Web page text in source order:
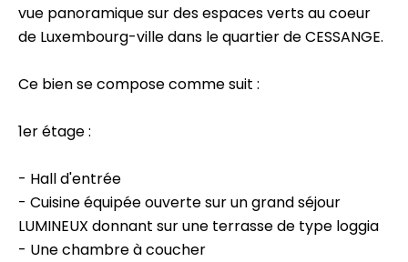
vue panoramique sur des espaces verts au coeur
de Luxembourg-ville dans le quartier de CESSANGE.
Ce bien se compose comme suit :
1er étage :
- Hall d'entrée
- Cuisine équipée ouverte sur un grand séjour
LUMINEUX donnant sur une terrasse de type loggia
- Une chambre à coucher